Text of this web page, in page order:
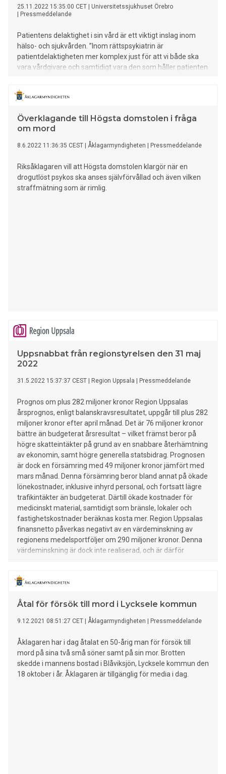
25.11.2022 15:35:00 CET
Universitetssjukhuset Örebro
Pressmeddelande
Patientens delaktighet i sin vård är ett viktigt inslag inom
hälso- och sjukvården. ”Inom rättspsykiatrin är
patientdelaktigheten mer komplex just för att vi både ska
vara vårdgivare och samtidigt vara den som håller patienten
upplevda delaktighet i vården kan vi mer träffsäkert
genomföra insatser för att öka delaktigheten”, säger
Överklagande till Högsta domstolen i fråga
om mord
8.6.2022 11:36:35 CEST Åklagarmyndigheten Pressmeddelande
Riksåklagaren vill att Högsta domstolen klargör när en
drogutlöst psykos ska anses självförvållad och även vilken
straffmätning som är rimlig.
Uppsnabbat från regionstyrelsen den 31 maj
2022
31.5.2022 15:37:37 CEST Region Uppsala Pressmeddelande
Prognos om plus 282 miljoner kronor Region Uppsalas
årsprognos, enligt balanskravsresultatet, uppgår till plus 282
miljoner kronor efter april månad. Det är 76 miljoner kronor
bättre än budgeterat årsresultat – vilket främst beror på
högre skatteintäkter på grund av en snabbare återhämtning
av ekonomin, samt högre generella statsbidrag. Prognosen
är dock en försämring med 49 miljoner kronor jämfört med
mars månad. Denna försämring beror bland annat på ökade
lönekostnader, inklusive inhyrd personal, och fortsatt lägre
trafikintäkter än budgeterat. Därtill ökade kostnader för
medicinskt material, samtidigt som bränsle, lokaler och
fastighetskostnader beräknas kosta mer. Region Uppsalas
finansnetto påverkas negativt av en värdeminskning av
regionens medelsportföljer om 290 miljoner kronor. Denna
värdeminskning är dock inte realiserad, och är därför
vilket innebär en prognosförsä
Åtal för försök till mord i Lycksele kommun
9.12.2021 08:51:27 CET Åklagarmyndigheten Pressmeddelande
Åklagaren har i dag åtalat en 50-årig man för försök till
mord på sina två små söner samt på sin mor. Brotten
skedde i mannens bostad i Blåviksjön, Lycksele kommun den
18 oktober i år. Åklagaren är tillgänglig för media i dag.